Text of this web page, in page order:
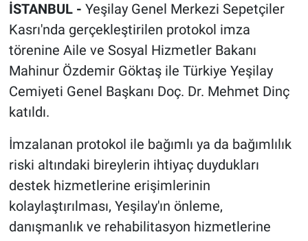
İSTANBUL - Yeşilay Genel Merkezi Sepetçiler
Kasrı'nda gerçekleştirilen protokol imza
törenine Aile ve Sosyal Hizmetler Bakanı
Mahinur Özdemir Göktaş ile Türkiye Yeşilay
Cemiyeti Genel Başkanı Doç. Dr. Mehmet Dinç
katıldı.
İmzalanan protokol ile bağımlı ya da bağımlılık
riski altındaki bireylerin ihtiyaç duydukları
destek hizmetlerine erişimlerinin
kolaylaştırılması, Yeşilay'ın önleme,
danışmanlık ve rehabilitasyon hizmetlerine